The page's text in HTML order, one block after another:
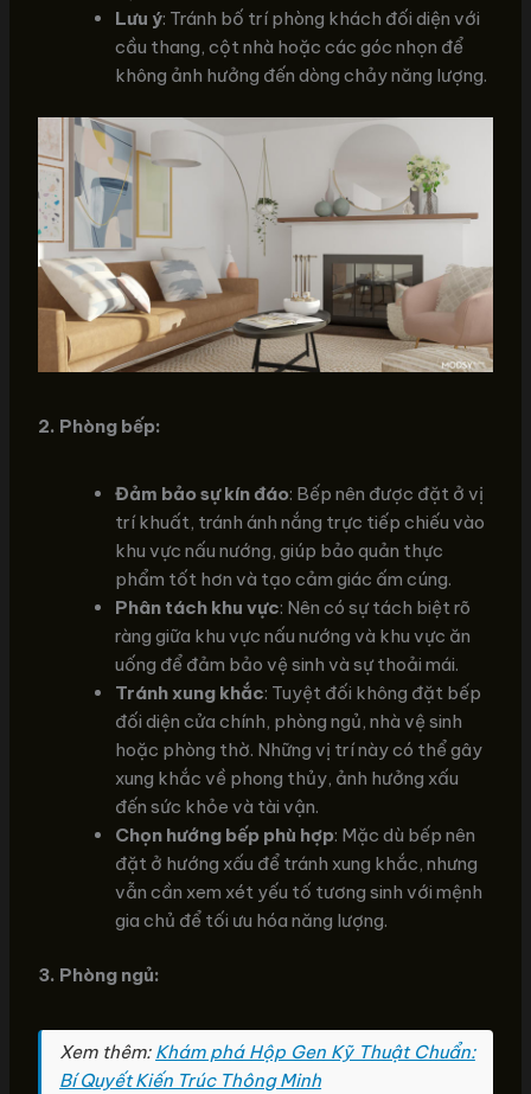
Lưu ý: Tránh bố trí phòng khách đối diện với
cầu thang, cột nhà hoặc các góc nhọn để
không ảnh hưởng đến dòng chảy năng lượng.
2. Phòng bếp:
Đảm bảo sự kín đáo: Bếp nên được đặt ở vị
trí khuất, tránh ánh nắng trực tiếp chiếu vào
khu vực nấu nướng, giúp bảo quản thực
phẩm tốt hơn và tạo cảm giác ấm cúng.
Phân tách khu vực: Nên có sự tách biệt rõ
ràng giữa khu vực nấu nướng và khu vực ăn
uống để đảm bảo vệ sinh và sự thoải mái.
Tránh xung khắc: Tuyệt đối không đặt bếp
đối diện cửa chính, phòng ngủ, nhà vệ sinh
hoặc phòng thờ. Những vị trí này có thể gây
xung khắc về phong thủy, ảnh hưởng xấu
đến sức khỏe và tài vận.
Chọn hướng bếp phù hợp: Mặc dù bếp nên
đặt ở hướng xấu để tránh xung khắc, nhưng
vẫn cần xem xét yếu tố tương sinh với mệnh
gia chủ để tối ưu hóa năng lượng.
3. Phòng ngủ:
Xem thêm: Khám phá Hộp Gen Kỹ Thuật Chuẩn:
Bí Quyết Kiến Trúc Thông Minh